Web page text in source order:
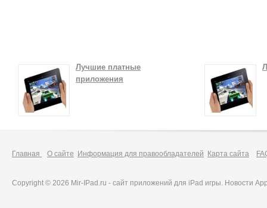
Лучшие платные
приложения
Главная О сайте Информация для правообладателей Карта сайта
Copyright © 2026 Mir-IPad.ru - сайт приложений для iPad игры. Новости